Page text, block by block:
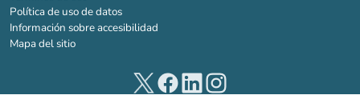
Política de uso de datos
Información sobre accesibilidad
Mapa del sitio
(nueva pestaña)
(nueva pestaña)
(nueva pestaña)